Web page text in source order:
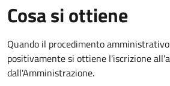
Cosa si ottiene
Quando il procedimento
positivamente si ottiene l'iscrizione
dall'Amministrazione.